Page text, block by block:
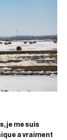
je me suis
a vraiment